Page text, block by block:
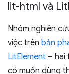
lit-html và Lit
Nhóm nghiên
việc trên bản
LitElement – hai
có muốn dùng